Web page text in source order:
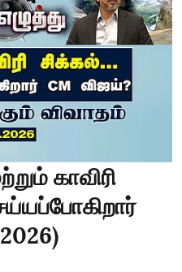
காவிரி